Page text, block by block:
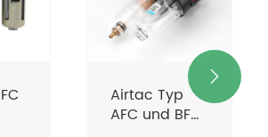
Airtac Typ
AFC und BFC
